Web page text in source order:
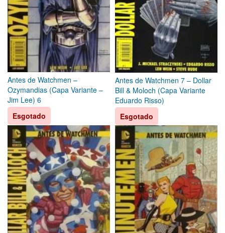
Antes de Watchmen –
Ozymandias (Capa Variante –
Jim Lee) 6
Esgotado
Antes de Watchmen 7 – Dollar
Bill & Moloch (Capa Variante
Eduardo Risso)
Esgotado